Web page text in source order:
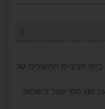
הביניים החשוכים של
חוץ ממי שגר בישראל